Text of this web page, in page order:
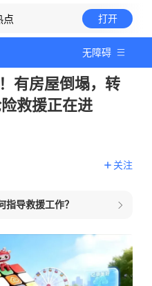
点 打开
无障碍
有房屋倒塌，转
救援正在进
关注
指导救援工作？